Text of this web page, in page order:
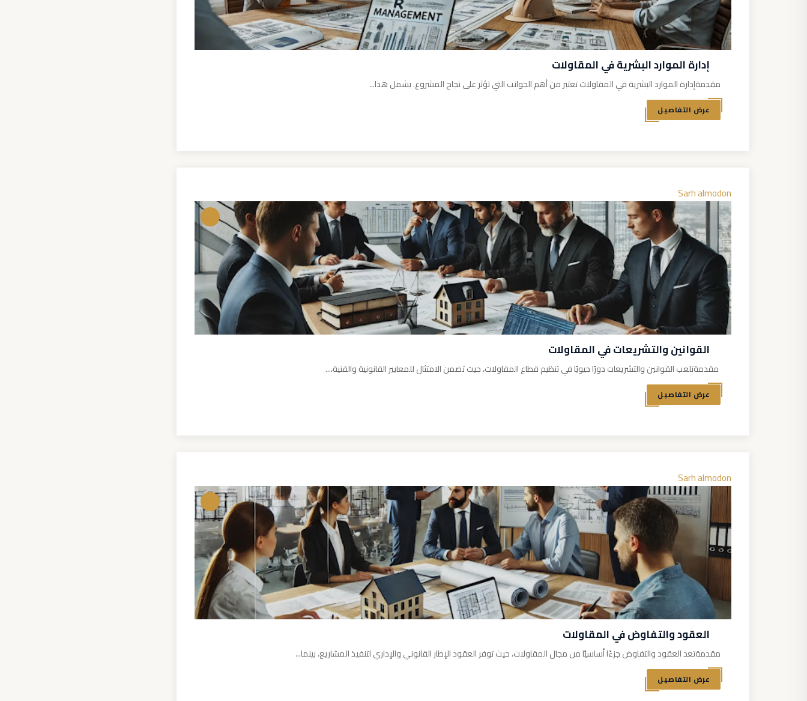
إدارة الموارد البشرية في المقاولات
مقدمةإدارة الموارد البشرية في المقاولات تعتبر من أهم الجوانب التي تؤثر على نجاح المشروع. يشمل هذا...
عرض التفاصيل
Sarh almodon
القوانين والتشريعات في المقاولات
مقدمةتلعب القوانين والتشريعات دورًا حيويًا في تنظيم قطاع المقاولات، حيث تضمن الامتثال للمعايير القانونية والفنية،...
عرض التفاصيل
Sarh almodon
العقود والتفاوض في المقاولات
مقدمةتعد العقود والتفاوض جزءًا أساسيًا من مجال المقاولات، حيث توفر العقود الإطار القانوني والإداري لتنفيذ المشاريع، بينما...
عرض التفاصيل